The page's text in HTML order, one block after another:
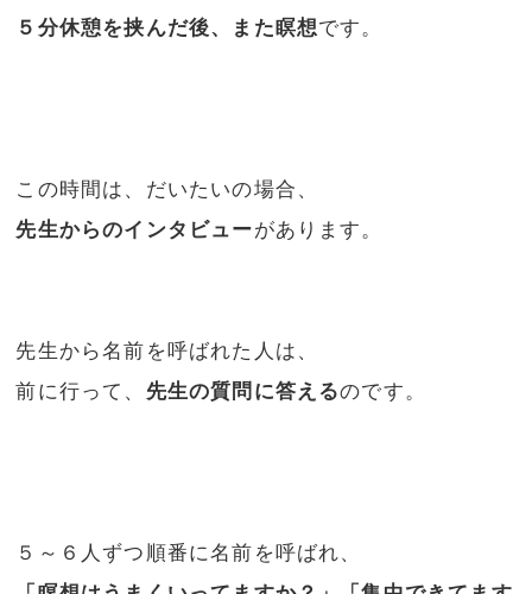
５分休憩を挟んだ後、また瞑想です。
この時間は、だいたいの場合、
先生からのインタビューがあります。
先生から名前を呼ばれた人は、
前に行って、 先生の質問に答えるのです。
５～６人ずつ順番に名前を呼ばれ、